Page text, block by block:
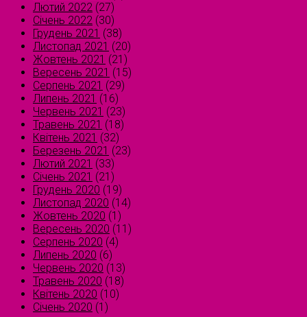
Лютий 2022 (27)
Січень 2022 (30)
Грудень 2021 (38)
Листопад 2021 (20)
Жовтень 2021 (21)
Вересень 2021 (15)
Серпень 2021 (29)
Липень 2021 (16)
Червень 2021 (23)
Травень 2021 (18)
Квітень 2021 (32)
Березень 2021 (23)
Лютий 2021 (33)
Січень 2021 (21)
Грудень 2020 (19)
Листопад 2020 (14)
Жовтень 2020 (1)
Вересень 2020 (11)
Серпень 2020 (4)
Липень 2020 (6)
Червень 2020 (13)
Травень 2020 (18)
Квітень 2020 (10)
Січень 2020 (1)